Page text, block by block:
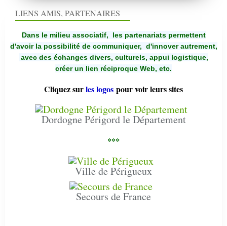
LIENS AMIS, PARTENAIRES
Dans le milieu associatif, les partenariats permettent
d'avoir la possibilité de communiquer, d'innover autrement,
avec des échanges divers, culturels, appui logistique,
créer un lien réciproque Web, etc.
Cliquez surles logos pour voir leurs sites
Dordogne Périgord le Département
***
Ville de Périgueux
Secours de France